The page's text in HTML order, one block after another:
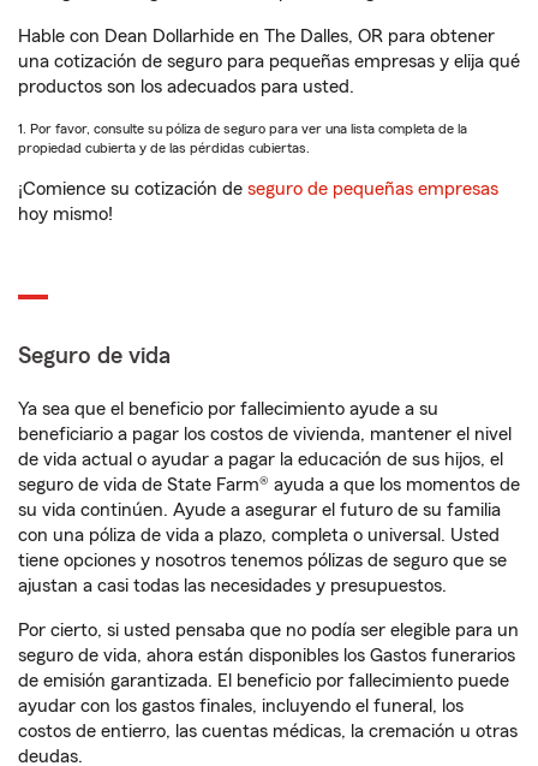
Hable con Dean Dollarhide en The Dalles, OR para obtener
una cotización de seguro para pequeñas empresas y elija qué
productos son los adecuados para usted.
1. Por favor, consulte su póliza de seguro para ver una lista completa de la
propiedad cubierta y de las pérdidas cubiertas.
¡Comience su cotización de seguro de pequeñas empresas
hoy mismo!
Seguro de vida
Ya sea que el beneficio por fallecimiento ayude a su
beneficiario a pagar los costos de vivienda, mantener el nivel
de vida actual o ayudar a pagar la educación de sus hijos, el
seguro de vida de State Farm® ayuda a que los momentos de
su vida continúen. Ayude a asegurar el futuro de su familia
con una póliza de vida a plazo, completa o universal. Usted
tiene opciones y nosotros tenemos pólizas de seguro que se
ajustan a casi todas las necesidades y presupuestos.
Por cierto, si usted pensaba que no podía ser elegible para un
seguro de vida, ahora están disponibles los Gastos funerarios
de emisión garantizada. El beneficio por fallecimiento puede
ayudar con los gastos finales, incluyendo el funeral, los
costos de entierro, las cuentas médicas, la cremación u otras
deudas.